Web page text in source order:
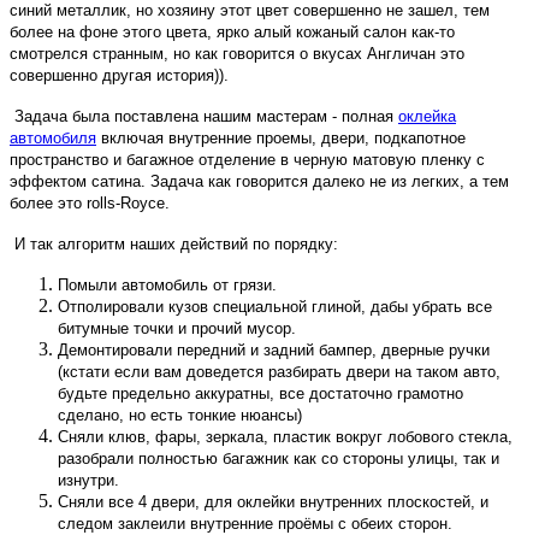
синий металлик, но хозяину этот цвет совершенно не зашел, тем
более на фоне этого цвета, ярко алый кожаный салон как-то
смотрелся странным, но как говорится о вкусах Англичан это
совершенно другая история)).
Задача была поставлена нашим мастерам - полная оклейка
автомобиля включая внутренние проемы, двери, подкапотное
пространство и багажное отделение в черную матовую пленку с
эффектом сатина. Задача как говорится далеко не из легких, а тем
более это rolls-Royce.
И так алгоритм наших действий по порядку:
Помыли автомобиль от грязи.
Отполировали кузов специальной глиной, дабы убрать все
битумные точки и прочий мусор.
Демонтировали передний и задний бампер, дверные ручки
(кстати если вам доведется разбирать двери на таком авто,
будьте предельно аккуратны, все достаточно грамотно
сделано, но есть тонкие нюансы)
Сняли клюв, фары, зеркала, пластик вокруг лобового стекла,
разобрали полностью багажник как со стороны улицы, так и
изнутри.
Сняли все 4 двери, для оклейки внутренних плоскостей, и
следом заклеили внутренние проёмы с обеих сторон.